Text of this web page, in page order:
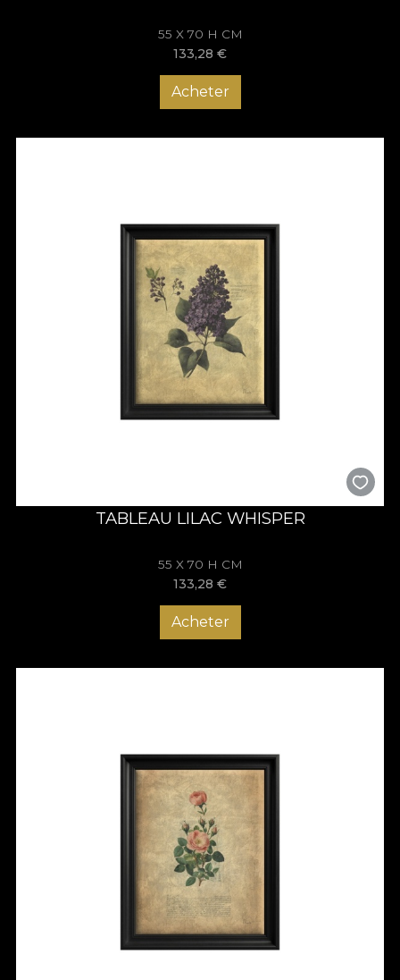
55 X 70 H CM
133,28 €
Acheter
TABLEAU LILAC WHISPER
55 X 70 H CM
133,28 €
Acheter